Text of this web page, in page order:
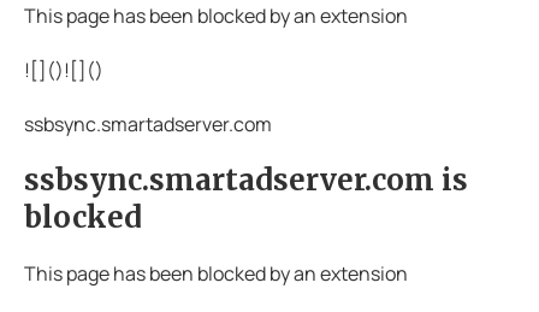
This page has been blocked by an extension
![]()![]()
ssbsync.smartadserver.com
ssbsync.smartadserver.com is
blocked
This page has been blocked by an extension